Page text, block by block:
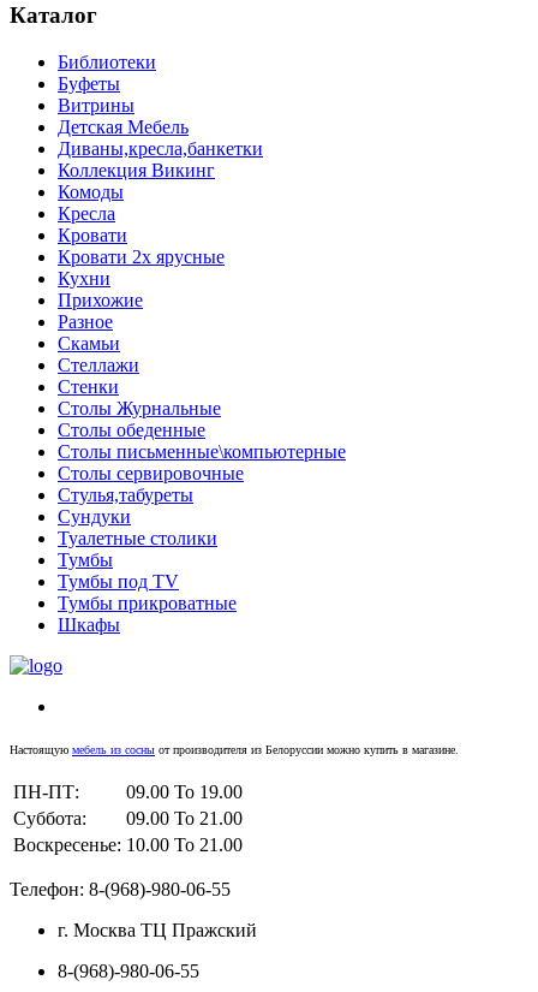
Каталог
Библиотеки
Буфеты
Витрины
Детская Мебель
Диваны,кресла,банкетки
Коллекция Викинг
Комоды
Кресла
Кровати
Кровати 2х ярусные
Кухни
Прихожие
Разное
Скамьи
Стеллажи
Стенки
Столы Журнальные
Столы обеденные
Столы письменные\компьютерные
Столы сервировочные
Стулья,табуреты
Сундуки
Туалетные столики
Тумбы
Тумбы под TV
Тумбы прикроватные
Шкафы
Настоящую мебель из сосны от производителя из Белоруссии можно купить в магазине.
ПН-ПТ:
09.00 To 19.00
Суббота:
09.00 To 21.00
Воскресенье: 10.00 To 21.00
Телефон: 8-(968)-980-06-55
г. Москва ТЦ Пражский
8-(968)-980-06-55